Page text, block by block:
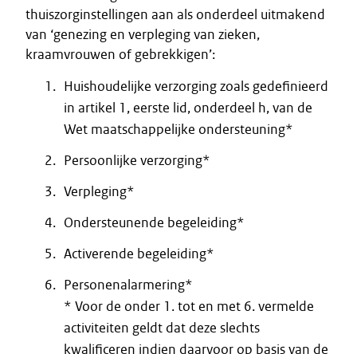
thuiszorginstellingen aan als onderdeel uitmakend
van ‘genezing en verpleging van zieken,
kraamvrouwen of gebrekkigen’:
Huishoudelijke verzorging zoals gedefinieerd
in artikel 1, eerste lid, onderdeel h, van de
Wet maatschappelijke ondersteuning*
Persoonlijke verzorging*
Verpleging*
Ondersteunende begeleiding*
Activerende begeleiding*
Personenalarmering*
* Voor de onder 1. tot en met 6. vermelde
activiteiten geldt dat deze slechts
kwalificeren indien daarvoor op basis van de